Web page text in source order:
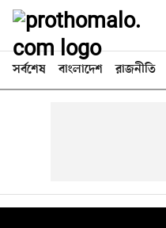
সর্বশেষ বাংলাদেশ রাজনীতি